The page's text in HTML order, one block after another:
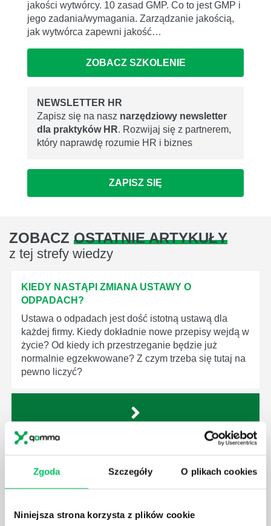
Zgoda Szczegóły O plikach cookies
Niniejsza strona korzysta z plików cookie
jakości wytwórcy. 10 zasad GMP. Co to jest GMP i
jego zadania/wymagania. Zarządzanie jakością,
jak wytwórca zapewni jakość…
ZOBACZ SZKOLENIE
NEWSLETTER HR
Zapisz się na nasz narzędziowy newsletter
dla praktyków HR. Rozwijaj się z partnerem,
który naprawdę rozumie HR i biznes
ZAPISZ SIĘ
ZOBACZ OSTATNIE ARTYKUŁY
z tej strefy wiedzy
KIEDY NASTĄPI ZMIANA USTAWY O
ODPADACH?
Ustawa o odpadach jest dość istotną ustawą dla
każdej firmy. Kiedy dokładnie nowe przepisy wejdą w
życie? Od kiedy ich przestrzeganie będzie już
normalnie egzekwowane? Z czym trzeba się tutaj na
pewno liczyć?
ŚRODOWISKA - CO WARTO WIEDZIEĆ?
jest w niej także dokładnie kwestia wycinki drzew.